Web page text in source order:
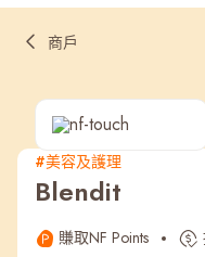
熱門
商戶
#美容及護理
Blendit
賺取NF Points